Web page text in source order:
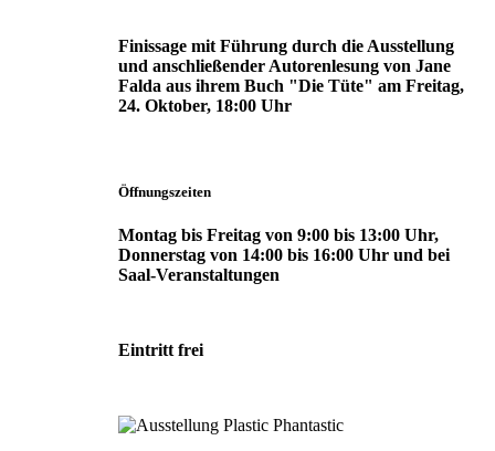
Finissage mit Führung durch die Ausstellung
und anschließender Autorenlesung von Jane
Falda aus ihrem Buch "Die Tüte" am Freitag,
24. Oktober, 18:00 Uhr
Öffnungszeiten
Montag bis Freitag von 9:00 bis 13:00 Uhr,
Donnerstag von 14:00 bis 16:00 Uhr und bei
Saal-Veranstaltungen
Eintritt frei